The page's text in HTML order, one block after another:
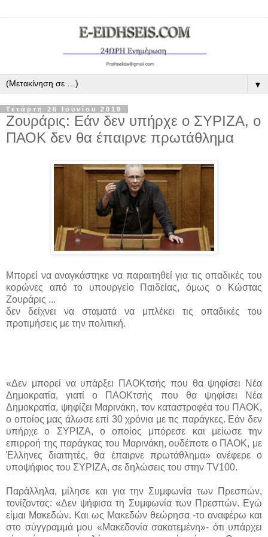
▼
Τετάρτη 26 Ιουνίου 2019
Ζουράρις: Εάν δεν υπήρχε ο ΣΥΡΙΖΑ, ο
ΠΑΟΚ δεν θα έπαιρνε πρωτάθλημα
Μπορεί να αναγκάστηκε να παραιτηθεί για τις οπαδικές του
κορώνες από το υπουργείο Παιδείας, όμως ο Κώστας
Ζουράρις ...
δεν δείχνει να σταματά να μπλέκει τις οπαδικές του
προτιμήσεις με την πολιτική.
«Δεν μπορεί να υπάρξει ΠΑΟΚτσής που θα ψηφίσει Νέα
Δημοκρατία, γιατί ο ΠΑΟΚτσής που θα ψηφίσει Νέα
Δημοκρατία, ψηφίζει Μαρινάκη, τον καταστροφέα του ΠΑΟΚ,
ο οποίος μας άλωσε επί 30 χρόνια με τις παράγκες. Εάν δεν
υπήρχε ο ΣΥΡΙΖΑ, ο οποίος μπόρεσε και μείωσε την
επιρροή της παράγκας του Μαρινάκη, ουδέποτε ο ΠΑΟΚ, με
Έλληνες διαιτητές, θα έπαιρνε πρωτάθλημα» ανέφερε ο
υποψήφιος του ΣΥΡΙΖΑ, σε δηλώσεις του στην TV100.
Παράλληλα, μίλησε και για την Συμφωνία των Πρεσπών,
τονίζοντας: «Δεν ψήφισα τη Συμφωνία των Πρεσπών. Εγώ
είμαι Μακεδών. Και ως Μακεδών θεώρησα -το αναφέρω και
στο σύγγραμμά μου «Μακεδονία σακατεμένη»- ότι υπάρχει